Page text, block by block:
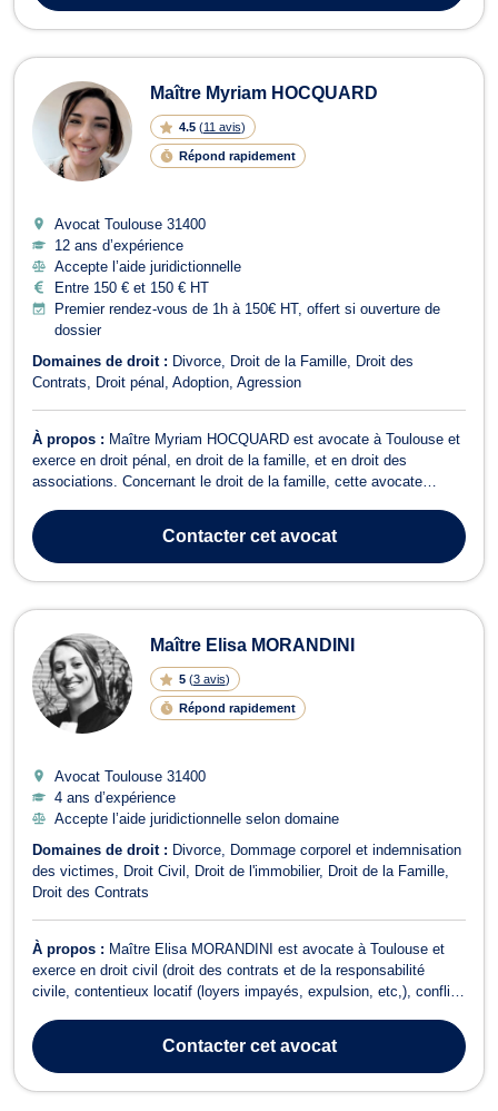
Maître Myriam HOCQUARD
4.5 (11 avis)
Répond rapidement
Avocat Toulouse 31400
12 ans d’expérience
Accepte l’aide juridictionnelle
Entre 150 € et 150 € HT
Premier rendez-vous de 1h à 150€ HT, offert si ouverture de
dossier
Domaines de droit : Divorce Droit de la Famille
Droit des
Contrats
Droit pénal Adoption Agression
À propos : Maître Myriam HOCQUARD est avocate à Toulouse et
exerce en droit pénal, en droit de la famille, et en droit des
associations. Concernant le droit de la famille, cette avocate
séparation, à la modification de garde d’enfant ou de la pension
alimentaire. I...
Contactercet avocat
Maître Elisa MORANDINI
5 (3 avis)
Répond rapidement
Avocat Toulouse 31400
4 ans d’expérience
Accepte l’aide juridictionnelle selon domaine
Domaines de droit : Divorce
Dommage corporel et indemnisation
des victimes
Droit Civil Droit de l'immobilier
Droit de la Famille
Droit des Contrats
À propos : Maître Elisa MORANDINI est avocate à Toulouse et
exerce en droit civil (droit des contrats et de la responsabilité
civile, contentieux locatif (loyers impayés, expulsion, etc,), conflits
en droit de la famille (séparation, divorce, pension alimentaire,
résid...
Contactercet avocat